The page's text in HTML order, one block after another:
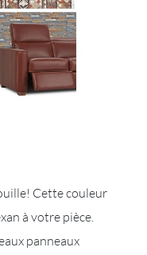
Cette couleur
à votre pièce.
panneaux